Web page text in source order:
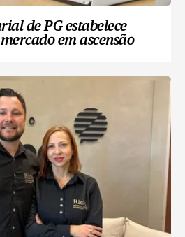
de PG estabelece
em ascensão